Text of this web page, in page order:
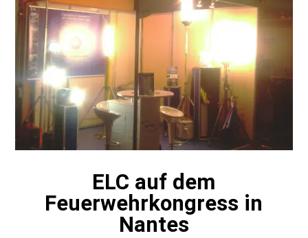
ELC auf dem
Feuerwehrkongress in
Nantes